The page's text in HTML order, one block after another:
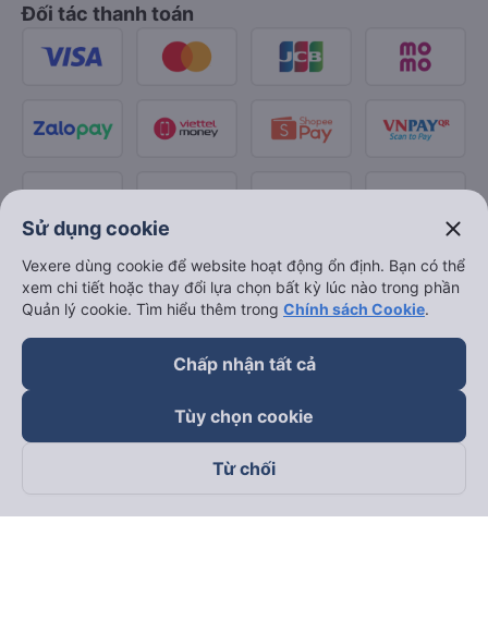
Đối tác thanh toán
Theo dõi chúng tôi trên
Sử dụng cookie close
Vexere dùng cookie để website hoạt động ổn định. Bạn có thể
xem chi tiết hoặc thay đổi lựa chọn bất kỳ lúc nào trong phần
Quản lý cookie. Tìm hiểu thêm trong Chính sách Cookie.
Chấp nhận tất cả
Tùy chọn cookie
Từ chối